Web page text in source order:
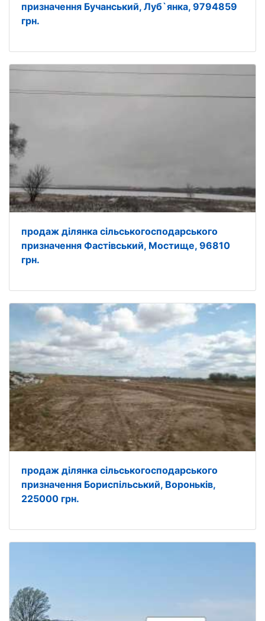
призначення Бучанський, Луб`янка, 9794859
грн.
продаж ділянка сільськогосподарського
призначення Фастівський, Мостище, 96810
грн.
продаж ділянка сільськогосподарського
призначення Бориспільський, Вороньків,
225000 грн.